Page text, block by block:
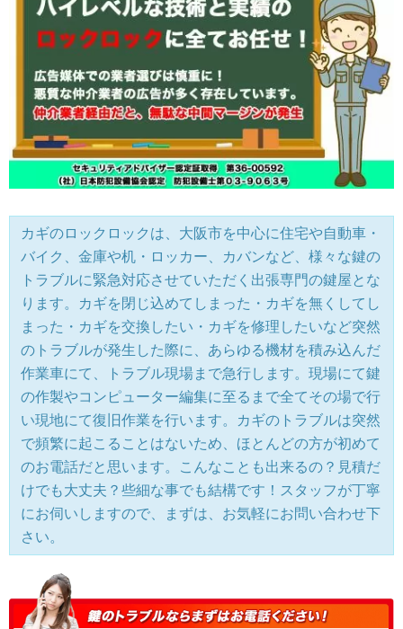
カギのロックロックは、大阪市を中心に住宅や自動車・
バイク、金庫や机・ロッカー、カバンなど、様々な鍵の
トラブルに緊急対応させていただく出張専門の鍵屋とな
ります。カギを閉じ込めてしまった・カギを無くしてし
まった・カギを交換したい・カギを修理したいなど突然
のトラブルが発生した際に、あらゆる機材を積み込んだ
作業車にて、トラブル現場まで急行します。現場にて鍵
の作製やコンピューター編集に至るまで全てその場で行
い現地にて復旧作業を行います。カギのトラブルは突然
で頻繁に起こることはないため、ほとんどの方が初めて
のお電話だと思います。こんなことも出来るの？見積だ
けでも大丈夫？些細な事でも結構です！スタッフが丁寧
にお伺いしますので、まずは、お気軽にお問い合わせ下
さい。